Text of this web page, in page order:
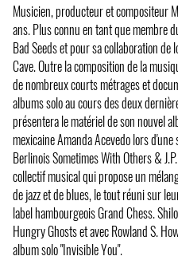
Musicien, producteur et compositeur
ans. Plus connu en tant que membre
Bad Seeds et pour sa collaboration de
Cave. Outre la composition de la
de nombreux courts métrages et
albums solo au cours des deux
présentera le matériel de son nouvel
mexicaine Amanda Acevedo lors
Berlinois Sometimes With Others &
collectif musical qui propose un
de jazz et de blues, le tout réuni sur
label hambourgeois Grand Chess.
Hungry Ghosts et avec Rowland S.
album solo "Invisible You".